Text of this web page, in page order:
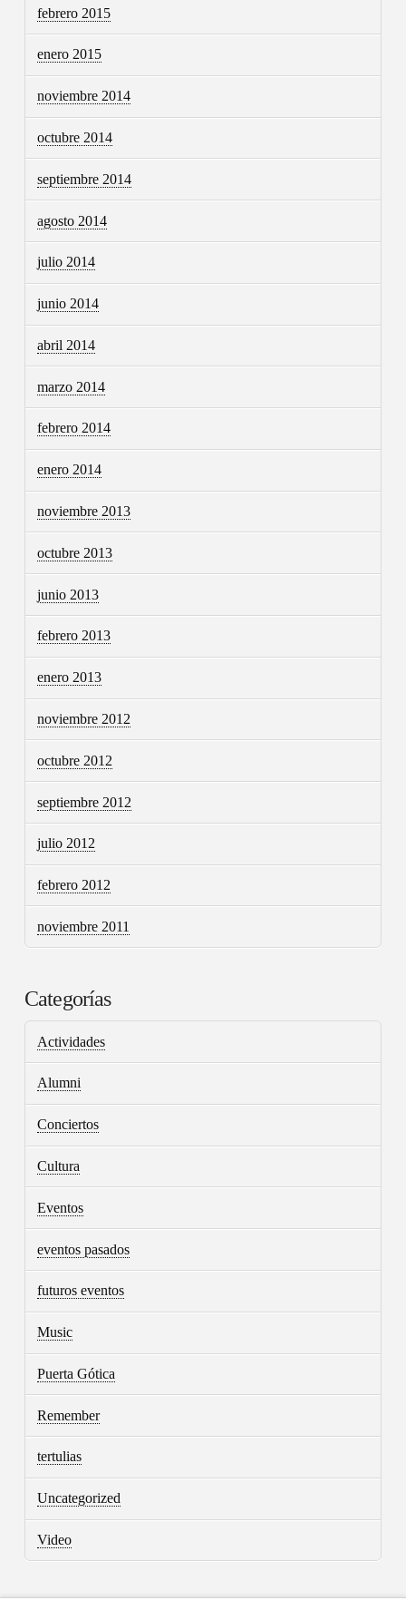
febrero 2015
enero 2015
noviembre 2014
octubre 2014
septiembre 2014
agosto 2014
julio 2014
junio 2014
abril 2014
marzo 2014
febrero 2014
enero 2014
noviembre 2013
octubre 2013
junio 2013
febrero 2013
enero 2013
noviembre 2012
octubre 2012
septiembre 2012
julio 2012
febrero 2012
noviembre 2011
Categorías
Actividades
Alumni
Conciertos
Cultura
Eventos
eventos pasados
futuros eventos
Music
Puerta Gótica
Remember
tertulias
Uncategorized
Video